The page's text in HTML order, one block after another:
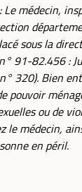
médecin,
sous la
91-82.456 :
320). Bien
pouvoir
ou de
le médecin,
en péril.